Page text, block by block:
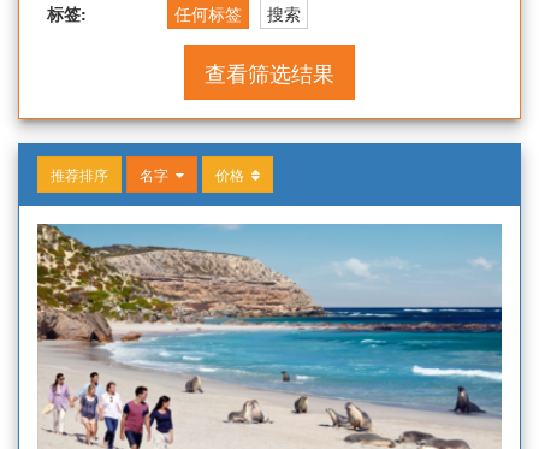
标签:
任何标签 搜索
查看筛选结果
推荐排序 名字 价格